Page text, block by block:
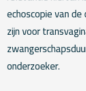
echoscopie van
zijn voor
onderzoeker.